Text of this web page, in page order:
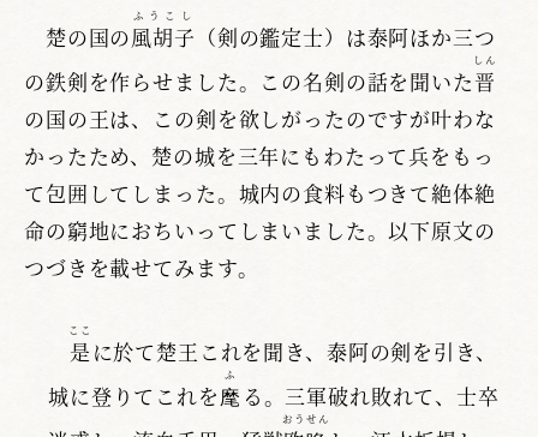
楚の国の風胡子
ふうこし
（剣の鑑定士）は泰阿ほか三つ
の鉄剣を作らせました。この名剣の話を聞いた晋
しん
の国の王は、この剣を欲しがったのですが叶わな
かったため、楚の城を三年にもわたって兵をもっ
て包囲してしまった。城内の食料もつきて絶体絶
命の窮地におちいってしまいました。以下原文の
つづきを載せてみます。
是
ここ
に於て楚王これを聞き、泰阿の剣を引き、
城に登りてこれを麾
ふ
る。三軍破れ敗れて、士卒
おうせん